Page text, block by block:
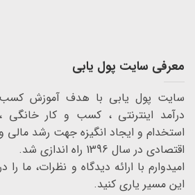
معرفی سایت پول یابی
سایت پول یابی با هدف آموزش کسب
درآمد اینترنتی ، کسب و کار خانگی ،
استخدام و ایجاد انگیزه جهت رشد مالی و
اقتصادی در سال 1396 راه اندازی شد.
امیدوارم با ارائه دیدگاه و نظرات، ما را در
این مسیر یاری کنید.